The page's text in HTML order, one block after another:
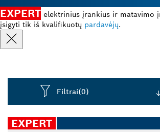
EXPERT elektrinius įrankius ir matavimo
įsigyti tik iš kvalifikuotų pardavėjų.
Filtrai(0)
closed
EXPERT